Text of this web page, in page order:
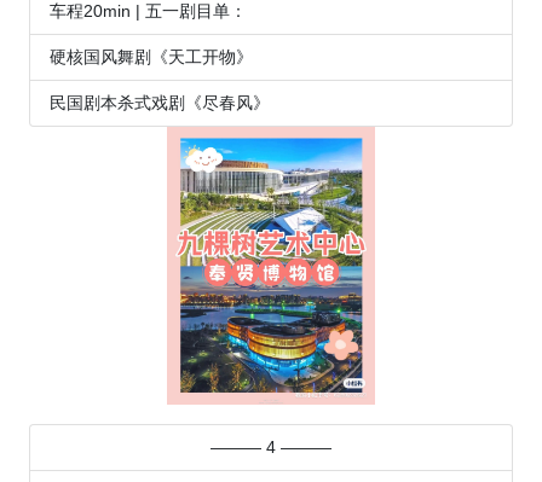
车程20min | 五一剧目单：
硬核国风舞剧《天工开物》
民国剧本杀式戏剧《尽春风》
——— 4 ———